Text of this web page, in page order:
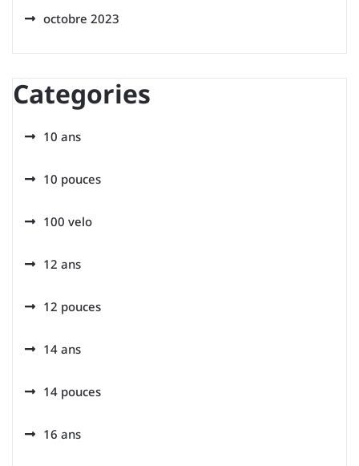
octobre 2023
Categories
10 ans
10 pouces
100 velo
12 ans
12 pouces
14 ans
14 pouces
16 ans